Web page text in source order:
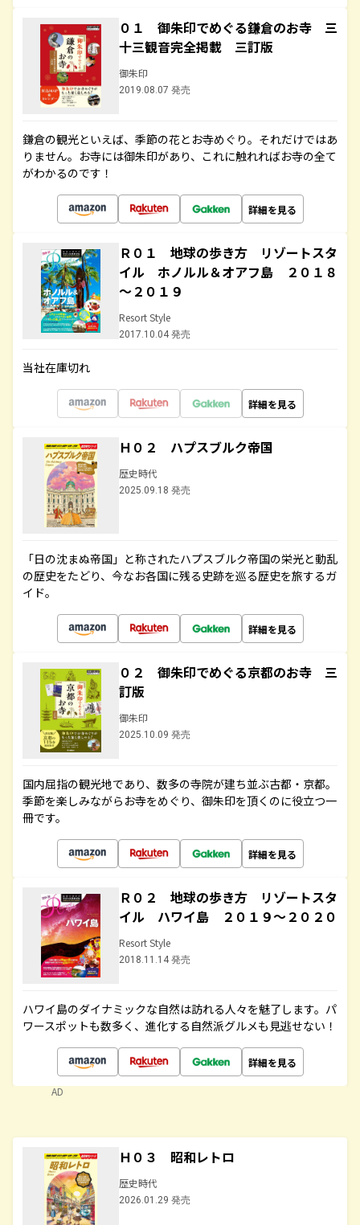
０１ 御朱印でめぐる鎌倉のお寺 三
十三観音完全掲載 三訂版
御朱印
2019.08.07 発売
鎌倉の観光といえば、季節の花とお寺めぐり。それだけではあ
りません。お寺には御朱印があり、これに触れればお寺の全て
がわかるのです！
詳細を見る
Ｒ０１ 地球の歩き方 リゾートスタ
イル ホノルル＆オアフ島 ２０１８
～２０１９
Resort Style
2017.10.04 発売
当社在庫切れ
詳細を見る
Ｈ０２ ハプスブルク帝国
歴史時代
2025.09.18 発売
「日の沈まぬ帝国」と称されたハプスブルク帝国の栄光と動乱
の歴史をたどり、今なお各国に残る史跡を巡る歴史を旅するガ
イド。
詳細を見る
０２ 御朱印でめぐる京都のお寺 三
訂版
御朱印
2025.10.09 発売
国内屈指の観光地であり、数多の寺院が建ち並ぶ古都・京都。
季節を楽しみながらお寺をめぐり、御朱印を頂くのに役立つ一
冊です。
詳細を見る
Ｒ０２ 地球の歩き方 リゾートスタ
イル ハワイ島 ２０１９～２０２０
Resort Style
2018.11.14 発売
ハワイ島のダイナミックな自然は訪れる人々を魅了します。パ
ワースポットも数多く、進化する自然派グルメも見逃せない！
詳細を見る
AD
Ｈ０３ 昭和レトロ
歴史時代
2026.01.29 発売